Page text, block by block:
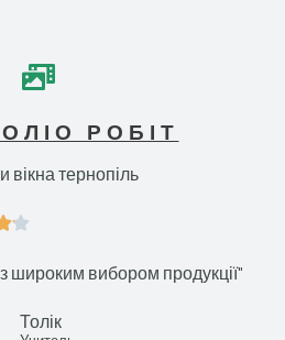
РОБІТ

1
5
широким вибором продукції"
Толік